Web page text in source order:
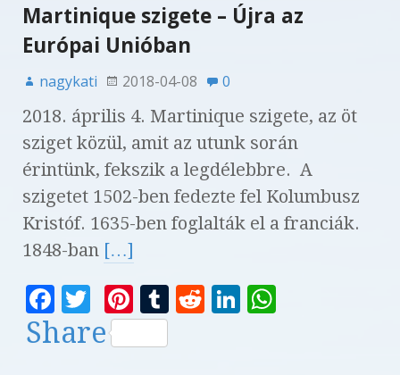
Martinique szigete – Újra az
Európai Unióban
nagykati 2018-04-08 0
2018. április 4. Martinique szigete, az öt
sziget közül, amit az utunk során
érintünk, fekszik a legdélebbre. A
szigetet 1502-ben fedezte fel Kolumbusz
Kristóf. 1635-ben foglalták el a franciák.
1848-ban […]
F
a
T
w
Pi
n
te
T
R
Li
Share